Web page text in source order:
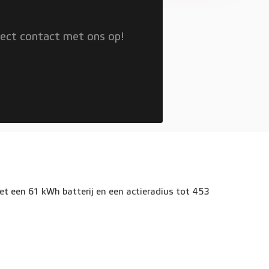
contact met ons op!
een 61 kWh batterij en een actieradius tot 453